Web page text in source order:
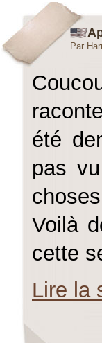
Par
été
pas
Voilà
cette
Lire la